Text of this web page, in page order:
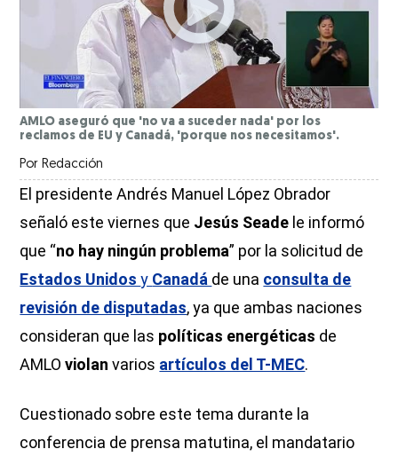
AMLO aseguró que 'no va a suceder nada' por los
reclamos de EU y Canadá, 'porque nos necesitamos'.
Por Redacción
El presidente Andrés Manuel López Obrador
señaló este viernes que Jesús Seade le informó
que “no hay ningún problema” por la solicitud de
Estados Unidosy Canadá de una consulta de
revisión de disputadas, ya que ambas naciones
consideran que las políticas energéticas de
AMLOviolan varios artículos del T-MEC.
Cuestionado sobre este tema durante la
conferencia de prensa matutina, el mandatario